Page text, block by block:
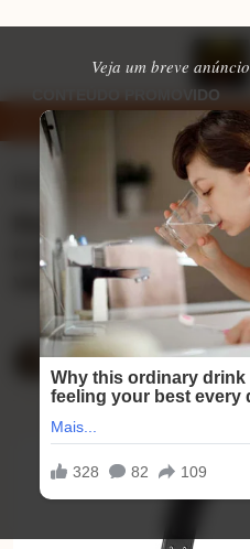
Veja um breve
apps de namoro que permitem
⏱ 8 min de leitura
Review Headset
e qualidade de som
você
Mariana Souza
29/01/2026